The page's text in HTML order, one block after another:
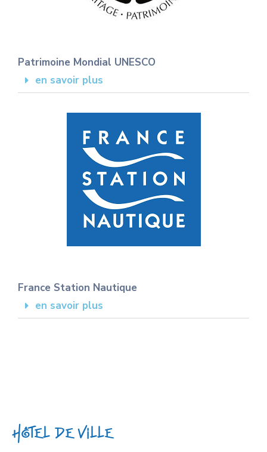
Patrimoine Mondial UNESCO
en savoir plus
France Station Nautique
en savoir plus
Hôtel de Ville